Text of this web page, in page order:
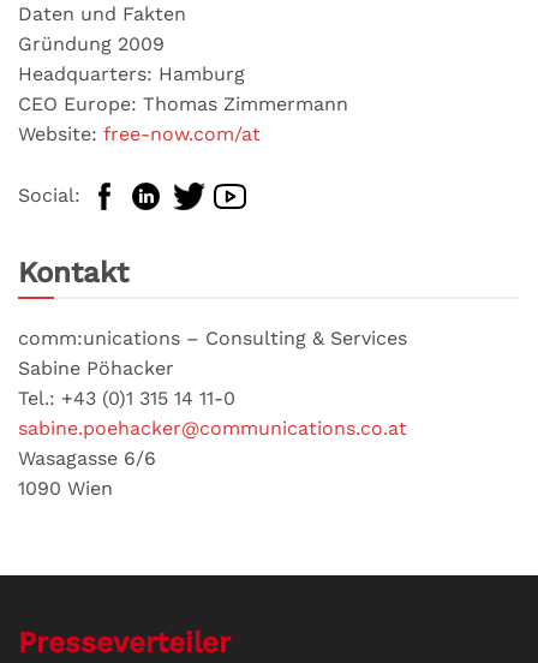
Daten und Fakten
Gründung 2009
Headquarters: Hamburg
CEO Europe: Thomas Zimmermann
Website: free-now.com/at
Social:
Kontakt
comm:unications – Consulting & Services
Sabine Pöhacker
Tel.: +43 (0)1 315 14 11-0
sabine.poehacker@communications.co.at
Wasagasse 6/6
1090 Wien
Presseverteiler